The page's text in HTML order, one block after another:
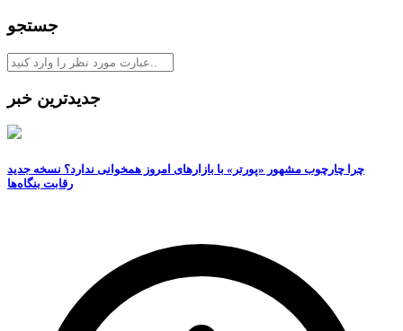
جستجو
جدیدترین خبر
چرا چارچوب مشهور «پورتر» با بازارهای امروز همخوانی ندارد؟ نسخه جدید
رقابت‌ بنگاه‌ها